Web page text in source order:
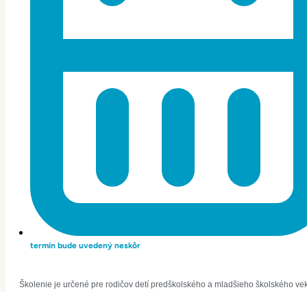
termín bude uvedený neskôr
Školenie je určené pre rodičov detí predškolského a mladšieho školského